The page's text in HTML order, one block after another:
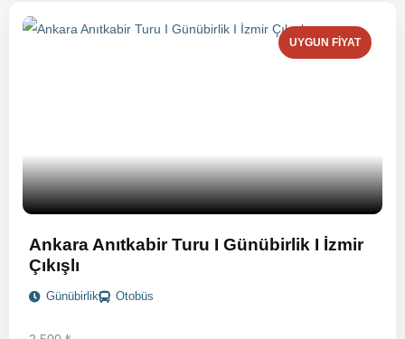
UYGUN FIYAT
Ankara Anıtkabir Turu I Günübirlik I İzmir
Çıkışlı
Günübirlik Otobüs